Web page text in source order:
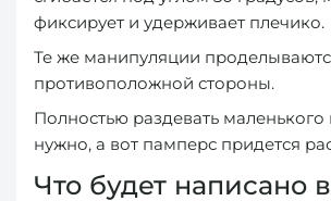
фиксирует и удерживает плечико.
Те же манипуляции
противоположной стороны.
Полностью раздевать маленького
нужно, а вот памперс придется
Что будет написано в